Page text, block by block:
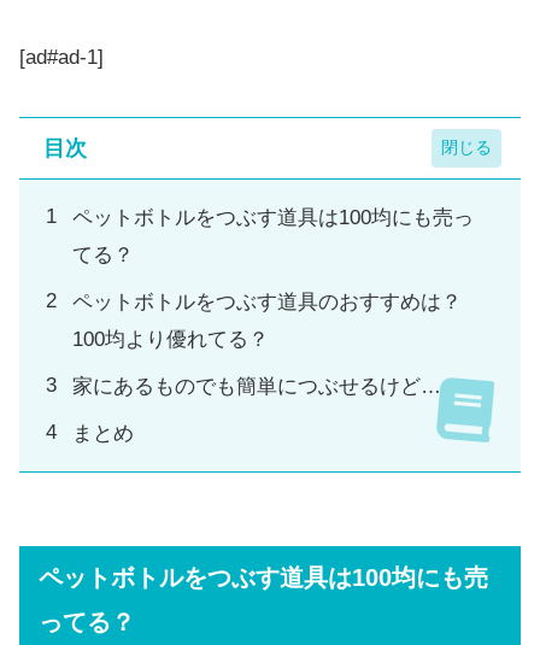
[ad#ad-1]
目次
ペットボトルをつぶす道具は100均にも売っ
てる？
ペットボトルをつぶす道具のおすすめは？
100均より優れてる？
家にあるものでも簡単につぶせるけど…
まとめ
ペットボトルをつぶす道具は100均にも売
ってる？